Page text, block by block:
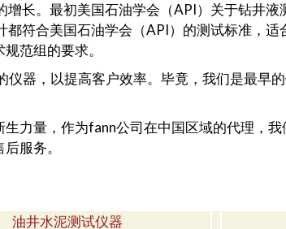
长。最初美国石油学会（API）关于钻井
符合美国石油学会（API）的测试标准，
范组的要求。
器，以提高客户效率。毕竟，我们是最早
力量，作为fann公司在中国区域的代理，
服务。
油井水泥测试仪器